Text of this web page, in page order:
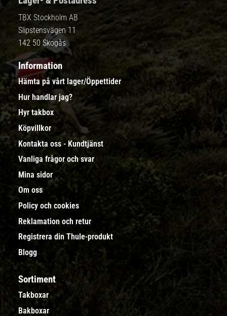
TBX Stockholm AB
Slipstensvägen 11
142 50 Skogås
Information
Hämta på vårt lager/Öppettider
Hur handlar jag?
Hyr takbox
Köpvillkor
Kontakta oss - Kundtjänst
Vanliga frågor och svar
Mina sidor
Om oss
Policy och cookies
Reklamation och retur
Registrera din Thule-produkt
Blogg
Sortiment
Takboxar
Bakboxar